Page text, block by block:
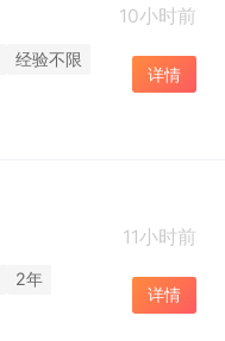
10小时前
经验不限
详情
11小时前
2年
详情